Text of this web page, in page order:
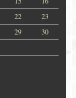
22
23
29
30